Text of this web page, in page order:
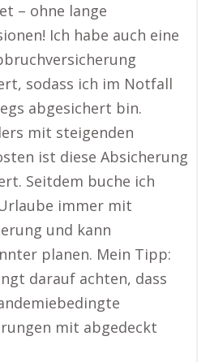
– ohne lange
Ich habe auch eine
sodass ich im Notfall
abgesichert bin.
mit steigenden
ist diese Absicherung
Seitdem buche ich
immer mit
und kann
planen. Mein Tipp:
darauf achten, dass
mit abgedeckt